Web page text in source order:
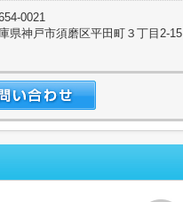
0021
県神戸市須磨区平田町３丁目2-15